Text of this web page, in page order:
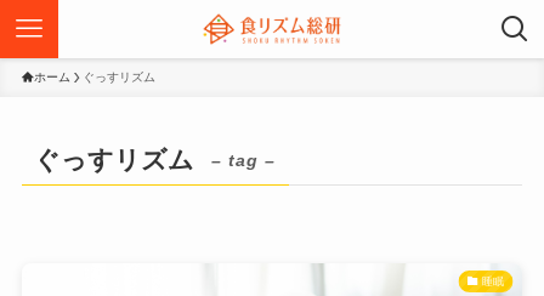
ホーム ぐっすリズム
ぐっすリズム – tag –
睡眠